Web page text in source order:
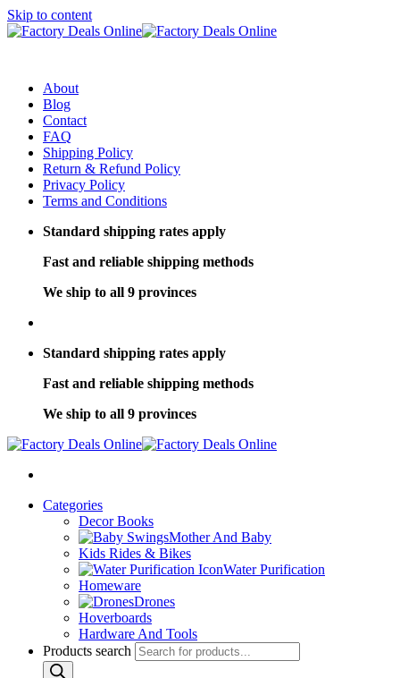
Skip to content
About
Blog
Contact
FAQ
Shipping Policy
Return & Refund Policy
Privacy Policy
Terms and Conditions
Standard shipping rates apply
Fast and reliable shipping methods
We ship to all 9 provinces
Standard shipping rates apply
Fast and reliable shipping methods
We ship to all 9 provinces
Categories
Decor Books
Mother And Baby
Kids Rides & Bikes
Water Purification
Homeware
Drones
Hoverboards
Hardware And Tools
Products search